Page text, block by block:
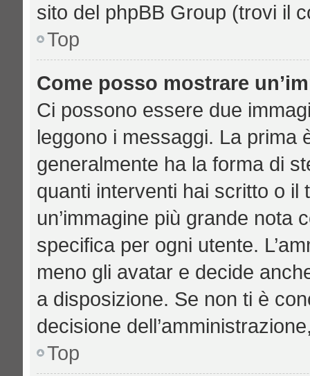
sito del phpBB Group (trovi il
Top
Come posso mostrare
Ci possono essere due
leggono i messaggi. La prima
generalmente ha la forma di
quanti interventi hai scritto o il
un’immagine più grande nota
specifica per ogni utente.
meno gli avatar e decide
a disposizione. Se non ti è
decisione
Top